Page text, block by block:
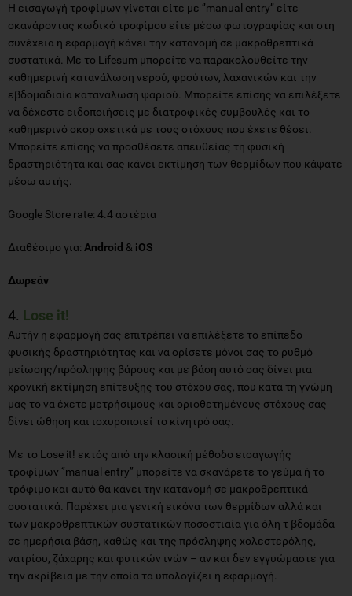
Η εισαγωγή τροφίμων γίνεται είτε με ‘’manual entry’’ είτε
σκανάροντας κωδικό τροφίμου είτε μέσω φωτογραφίας και στη
συνέχεια η εφαρμογή κάνει την κατανομή σε μακροθρεπτικά
συστατικά. Με το Lifesum μπορείτε να παρακολουθείτε την
καθημερινή κατανάλωση νερού, φρούτων, λαχανικών και την
εβδομαδιαία κατανάλωση ψαριού. Μπορείτε επίσης να επιλέξετε
να δέχεστε ειδοποιήσεις με διατροφικές συμβουλές και το
καθημερινό σκορ σχετικά με τους στόχους που έχετε θέσει.
Μπορείτε επίσης να προσθέσετε απευθείας τη φυσική
δραστηριότητα και σας κάνει εκτίμηση των θερμίδων που κάψατε
μέσω αυτής.
Google Store rate: 4.4 αστέρια
Διαθέσιμο για: Android & iOS
Δωρεάν
4. Lose it!
Αυτήν η εφαρμογή σας επιτρέπει να επιλέξετε το επίπεδο
φυσικής δραστηριότητας και να ορίσετε μόνοι σας το ρυθμό
μείωσης/πρόσληψης βάρους και με βάση αυτό σας δίνει μια
χρονική εκτίμηση επίτευξης του στόχου σας, που κατα τη γνώμη
μας το να έχετε μετρήσιμους και οριοθετημένους στόχους σας
δίνει ώθηση και ισχυροποιεί το κίνητρό σας.
Με το Lose it! εκτός από την κλασική μέθοδο εισαγωγής
τροφίμων ‘’manual entry’’ μπορείτε να σκανάρετε το γεύμα ή το
τρόφιμο και αυτό θα κάνει την κατανομή σε μακροθρεπτικά
συστατικά. Παρέχει μια γενική εικόνα των θερμίδων αλλά και
των μακροθρεπτικών συστατικών ποσοστιαία για όλη τ βδομάδα
σε ημερήσια βάση, καθώς και της πρόσληψης χολεστερόλης,
νατρίου, ζάχαρης και φυτικών ινών – αν και δεν εγγυώμαστε για
την ακρίβεια με την οποία τα υπολογίζει η εφαρμογή.